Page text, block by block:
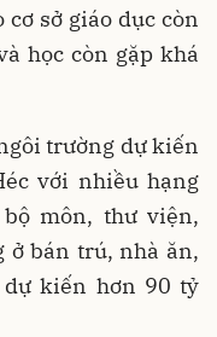
sở giáo dục còn
học còn gặp khá
trường dự kiến
với nhiều hạng
môn, thư viện,
ở bán trú, nhà ăn,
kiến hơn 90 tỷ